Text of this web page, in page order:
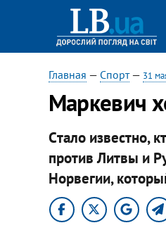
Главная — Спорт— 31
Маркевич
Cтало известно,
против Литвы и
Норвегии,